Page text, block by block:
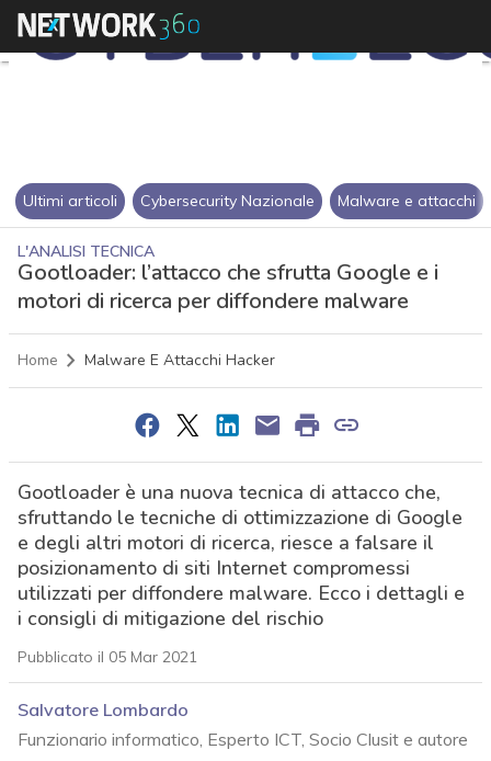
Ultimi articoli Cybersecurity Nazionale Malware e attacchi
L'ANALISI TECNICA
Gootloader: l’attacco che sfrutta Google e i
motori di ricerca per diffondere malware
Home Malware E Attacchi Hacker
Gootloader è una nuova tecnica di attacco che,
sfruttando le tecniche di ottimizzazione di Google
e degli altri motori di ricerca, riesce a falsare il
posizionamento di siti Internet compromessi
utilizzati per diffondere malware. Ecco i dettagli e
i consigli di mitigazione del rischio
Pubblicato il 05 Mar 2021
Salvatore Lombardo
Funzionario informatico, Esperto ICT, Socio Clusit e autore